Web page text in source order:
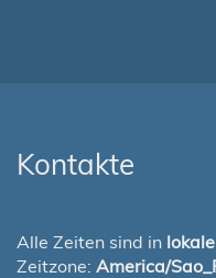
Kontakte
Alle Zeiten sind in
Zeitzone: America/